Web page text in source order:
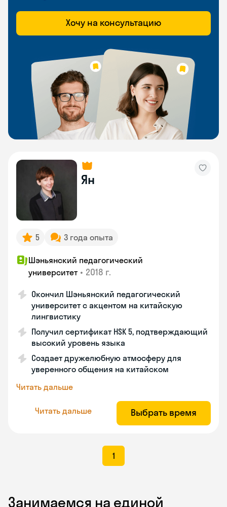
Хочу на консультацию
Ян
5 3 года опыта
Шэньянский педагогический
университет • 2018 г.
Окончил Шэньянский педагогический
университет с акцентом на китайскую
лингвистику
Получил сертификат HSK 5, подтверждающий
высокий уровень языка
Создает дружелюбную атмосферу для
уверенного общения на китайском
Читать дальше
Читать дальше Выбрать время
1
Занимаемся на единой